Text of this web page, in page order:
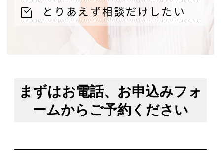
とりあえず相談だけしたい
まずはお電話、お申込みフォ
ームからご予約ください